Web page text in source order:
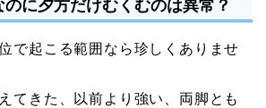
に夕方だけむくむのは異常？
で起こる範囲なら珍しくありませ
てきた、以前より強い、両脚とも